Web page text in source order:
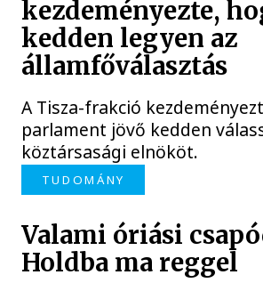
kezdeményezte,
kedden legyen az
államfőválasztás
A Tisza-frakció
parlament jövő kedden
köztársasági elnököt.
TUDOMÁNY
Valami óriási
Holdba ma reggel